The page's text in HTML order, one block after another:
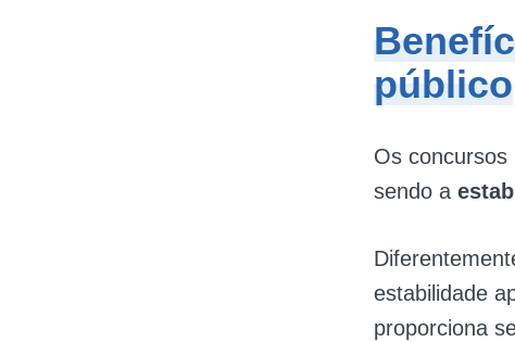
público
Os concursos
sendo a
estabilidade
proporciona